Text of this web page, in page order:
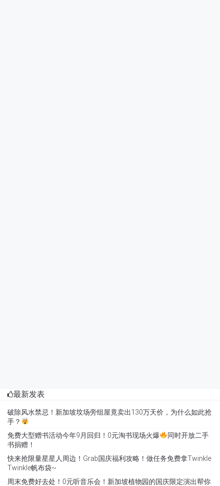
最新发表
破除风水禁忌！新加坡坟场旁组屋竟卖出130万天价，为什么如此抢
手？
免费大型赠书活动今年9月回归！0元淘书现场火爆
同时开放二手
书捐赠！
快来抢限量星星人周边！Grab国庆福利攻略！做任务免费拿Twinkle
Twinkle帆布袋~
周末免费好去处！0元听音乐会！新加坡植物园的国庆限定演出帮你